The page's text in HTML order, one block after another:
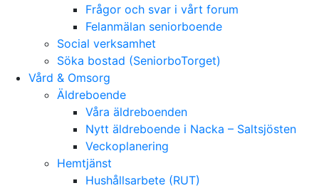
Frågor och svar i vårt forum
Felanmälan seniorboende
Social verksamhet
Söka bostad (SeniorboTorget)
Vård & Omsorg
Äldreboende
Våra äldreboenden
Nytt äldreboende i Nacka – Saltsjösten
Veckoplanering
Hemtjänst
Hushållsarbete (RUT)